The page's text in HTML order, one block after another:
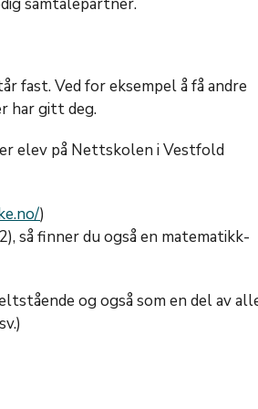
samtalepartner.
fast. Ved for eksempel å få andre
har gitt deg.
elev på Nettskolen i Vestfold
)
så finner du også en matematikk-
og også som en del av